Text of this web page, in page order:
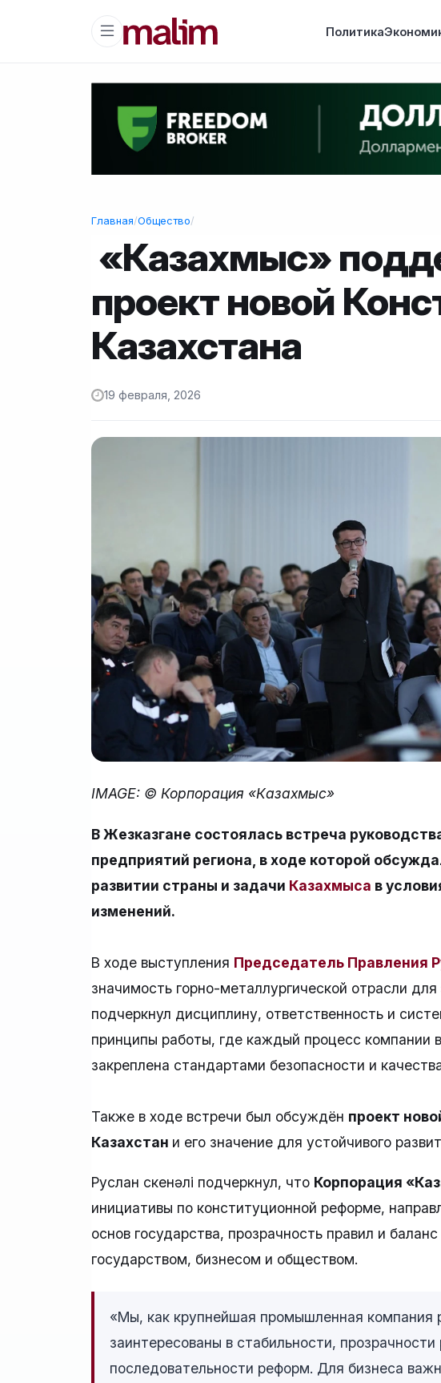
Политика
Главная/Общество/
«Казахмыс»
проект новой
Казахстана
19 февраля, 2026
IMAGE: © Корпорация «Казахмыс»
В Жезказгане состоялась встреча
предприятий региона, в ходе которой
развитии страны и задачи Казахмыса в
изменений.
В ходе выступления Председатель Правления
значимость горно-металлургической отрасли
подчеркнул дисциплину, ответственность и
принципы работы, где каждый процесс компании
закреплена стандартами безопасности и
Также в ходе встречи был обсуждён проект
Казахстан и его значение для устойчивого
Руслан Өскенәлі подчеркнул, что Корпорация
инициативы по конституционной реформе,
основ государства, прозрачность правил и
государством, бизнесом и обществом.
«Мы, как крупнейшая промышленная компания
заинтересованы в стабильности, прозрачности
последовательности реформ. Для бизнеса